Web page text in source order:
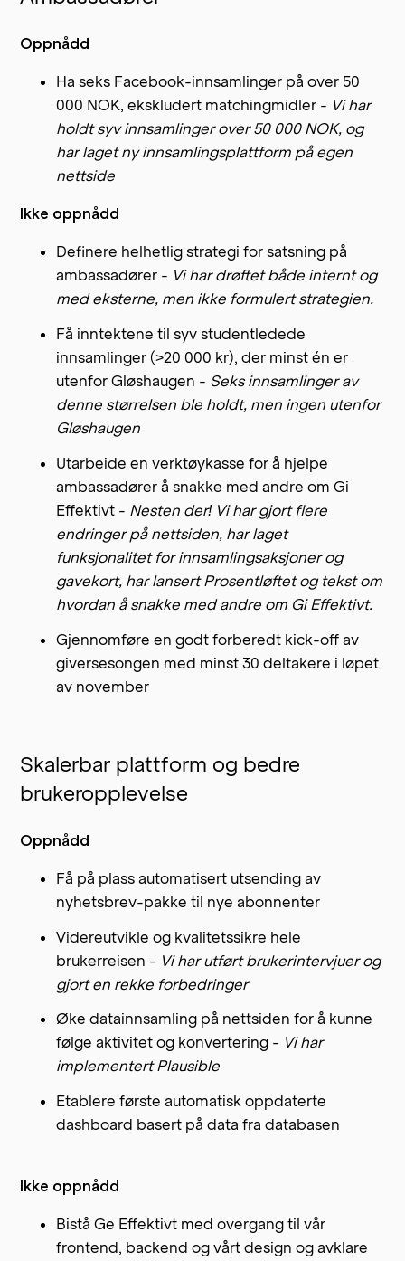
Oppnådd
Ha seks Facebook-innsamlinger på over 50
000 NOK, ekskludert matchingmidler - Vi har
holdt syv innsamlinger over 50 000 NOK, og
har laget ny innsamlingsplattform på egen
nettside
Ikke oppnådd
Definere helhetlig strategi for satsning på
ambassadører - Vi har drøftet både internt og
med eksterne, men ikke formulert strategien.
Få inntektene til syv studentledede
innsamlinger (>20 000 kr), der minst én er
utenfor Gløshaugen - Seks innsamlinger av
denne størrelsen ble holdt, men ingen utenfor
Gløshaugen
Utarbeide en verktøykasse for å hjelpe
ambassadører å snakke med andre om Gi
Effektivt - Nesten der! Vi har gjort flere
endringer på nettsiden, har laget
funksjonalitet for innsamlingsaksjoner og
gavekort, har lansert Prosentløftet og tekst om
hvordan å snakke med andre om Gi Effektivt.
Gjennomføre en godt forberedt kick-off av
giversesongen med minst 30 deltakere i løpet
av november
Skalerbar plattform og bedre
brukeropplevelse
Oppnådd
Få på plass automatisert utsending av
nyhetsbrev-pakke til nye abonnenter
Videreutvikle og kvalitetssikre hele
brukerreisen - Vi har utført brukerintervjuer og
gjort en rekke forbedringer
Øke datainnsamling på nettsiden for å kunne
følge aktivitet og konvertering - Vi har
implementert Plausible
Etablere første automatisk oppdaterte
dashboard basert på data fra databasen
Ikke oppnådd
Bistå Ge Effektivt med overgang til vår
frontend, backend og vårt design og avklare